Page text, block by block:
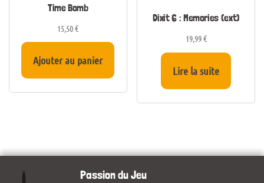
Time Bomb
15,50€
Ajouter au panier
Dixit 6 : Memories (ext)
19,99€
Lire la suite
Passion du Jeu